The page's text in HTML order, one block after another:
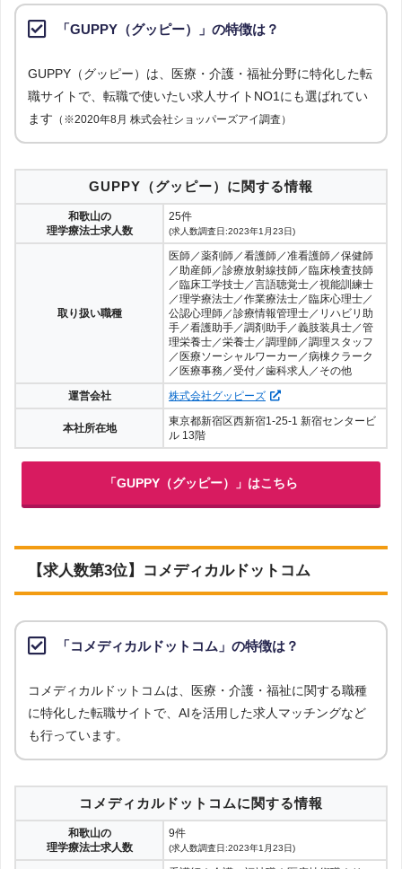
「GUPPY（グッピー）」の特徴は？
GUPPY（グッピー）は、医療・介護・福祉分野に特化した転
職サイトで、転職で使いたい求人サイトNO1にも選ばれてい
ます （※2020年8月 株式会社ショッパーズアイ調査）
GUPPY（グッピー）に関する情報
和歌山の
理学療法士求人数
25件
(求人数調査日:2023年1月23日)
取り扱い職種
医師／薬剤師／看護師／准看護師／保健師
／助産師／診療放射線技師／臨床検査技師
／臨床工学技士／言語聴覚士／視能訓練士
／理学療法士／作業療法士／臨床心理士／
公認心理師／診療情報管理士／リハビリ助
手／看護助手／調剤助手／義肢装具士／管
理栄養士／栄養士／調理師／調理スタッフ
／医療ソーシャルワーカー／病棟クラーク
／医療事務／受付／歯科求人／その他
運営会社
株式会社グッピーズ
本社所在地
東京都新宿区西新宿1-25-1 新宿センタービ
ル 13階
「GUPPY（グッピー）」はこちら
【求人数第3位】コメディカルドットコム
「コメディカルドットコム」の特徴は？
コメディカルドットコムは、医療・介護・福祉に関する職種
に特化した転職サイトで、AIを活用した求人マッチングなど
も行っています。
コメディカルドットコムに関する情報
和歌山の
理学療法士求人数
9件
(求人数調査日:2023年1月23日)